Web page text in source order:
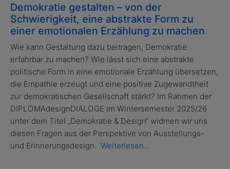
Demokratie gestalten – von der
Schwierigkeit, eine abstrakte Form zu
einer emotionalen Erzählung zu machen
Wie kann Gestaltung dazu beitragen, Demokratie
erfahrbar zu machen? Wie lässt sich eine abstrakte
politische Form in eine emotionale Erzählung übersetzen,
die Empathie erzeugt und eine positive Zugewandtheit
zur demokratischen Gesellschaft stärkt? Im Rahmen der
DIPLOMAdesignDIALOGE im Wintersemester 2025/26
unter dem Titel „Demokratie & Design“ widmen wir uns
diesen Fragen aus der Perspektive von Ausstellungs-
und Erinnerungsdesign. Weiterlesen...